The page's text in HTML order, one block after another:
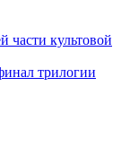
части культовой
трилогии